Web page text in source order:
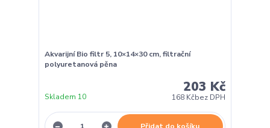
Akvarijní Bio filtr 5, 10×14×30 cm, filtrační
polyuretanová pěna
203 Kč
168 Kčbez DPH
Skladem 10